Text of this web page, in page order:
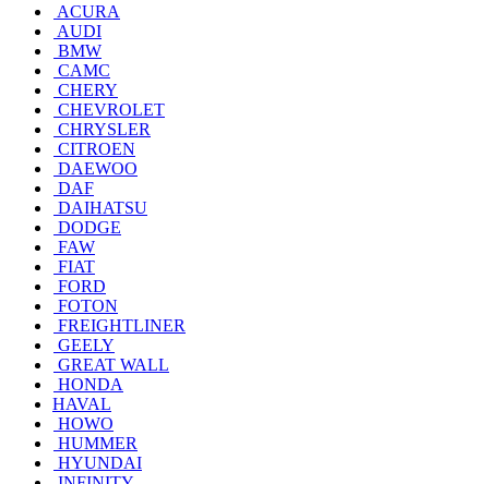
ACURA
AUDI
BMW
CAMC
CHERY
CHEVROLET
CHRYSLER
CITROEN
DAEWOO
DAF
DAIHATSU
DODGE
FAW
FIAT
FORD
FOTON
FREIGHTLINER
GEELY
GREAT WALL
HONDA
HAVAL
HOWO
HUMMER
HYUNDAI